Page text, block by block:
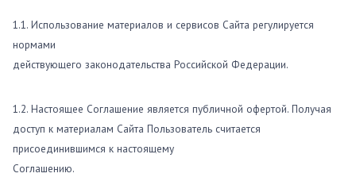
1.1. Использование материалов и сервисов Сайта регулируется
нормами
действующего законодательства Российской Федерации.
1.2. Настоящее Соглашение является публичной офертой. Получая
доступ к материалам Сайта Пользователь считается
присоединившимся к настоящему
Соглашению.